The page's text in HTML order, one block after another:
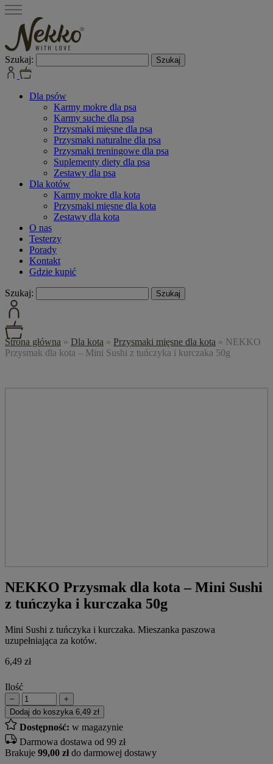
Szukaj:
Dla psów
Karmy mokre dla psa
Karmy suche dla psa
Przysmaki mięsne dla psa
Przysmaki naturalne dla psa
Przysmaki treningowe dla psa
Suplementy diety dla psa
Zestawy dla psa
Dla kotów
Karmy mokre dla kota
Przysmaki mięsne dla kota
Zestawy dla kota
O nas
Testerzy
Porady
Kontakt
Gdzie kupić
Szukaj:
Strona główna » Dla kota » Przysmaki mięsne dla kota » NEKKO
Przysmak dla kota – Mini Sushi z tuńczyka i kurczaka 50g
NEKKO Przysmak dla kota – Mini Sushi
z tuńczyka i kurczaka 50g
Mini Sushi z tuńczyka i kurczaka. Mieszanka paszowa
uzupełniająca za kotów.
6,49 zł
Ilość
−
+
Dodaj do koszyka 6,49 zł
Dostępność: w magazynie
Darmowa dostawa od 99 zł
Brakuje 99,00 złdo darmowej dostawy